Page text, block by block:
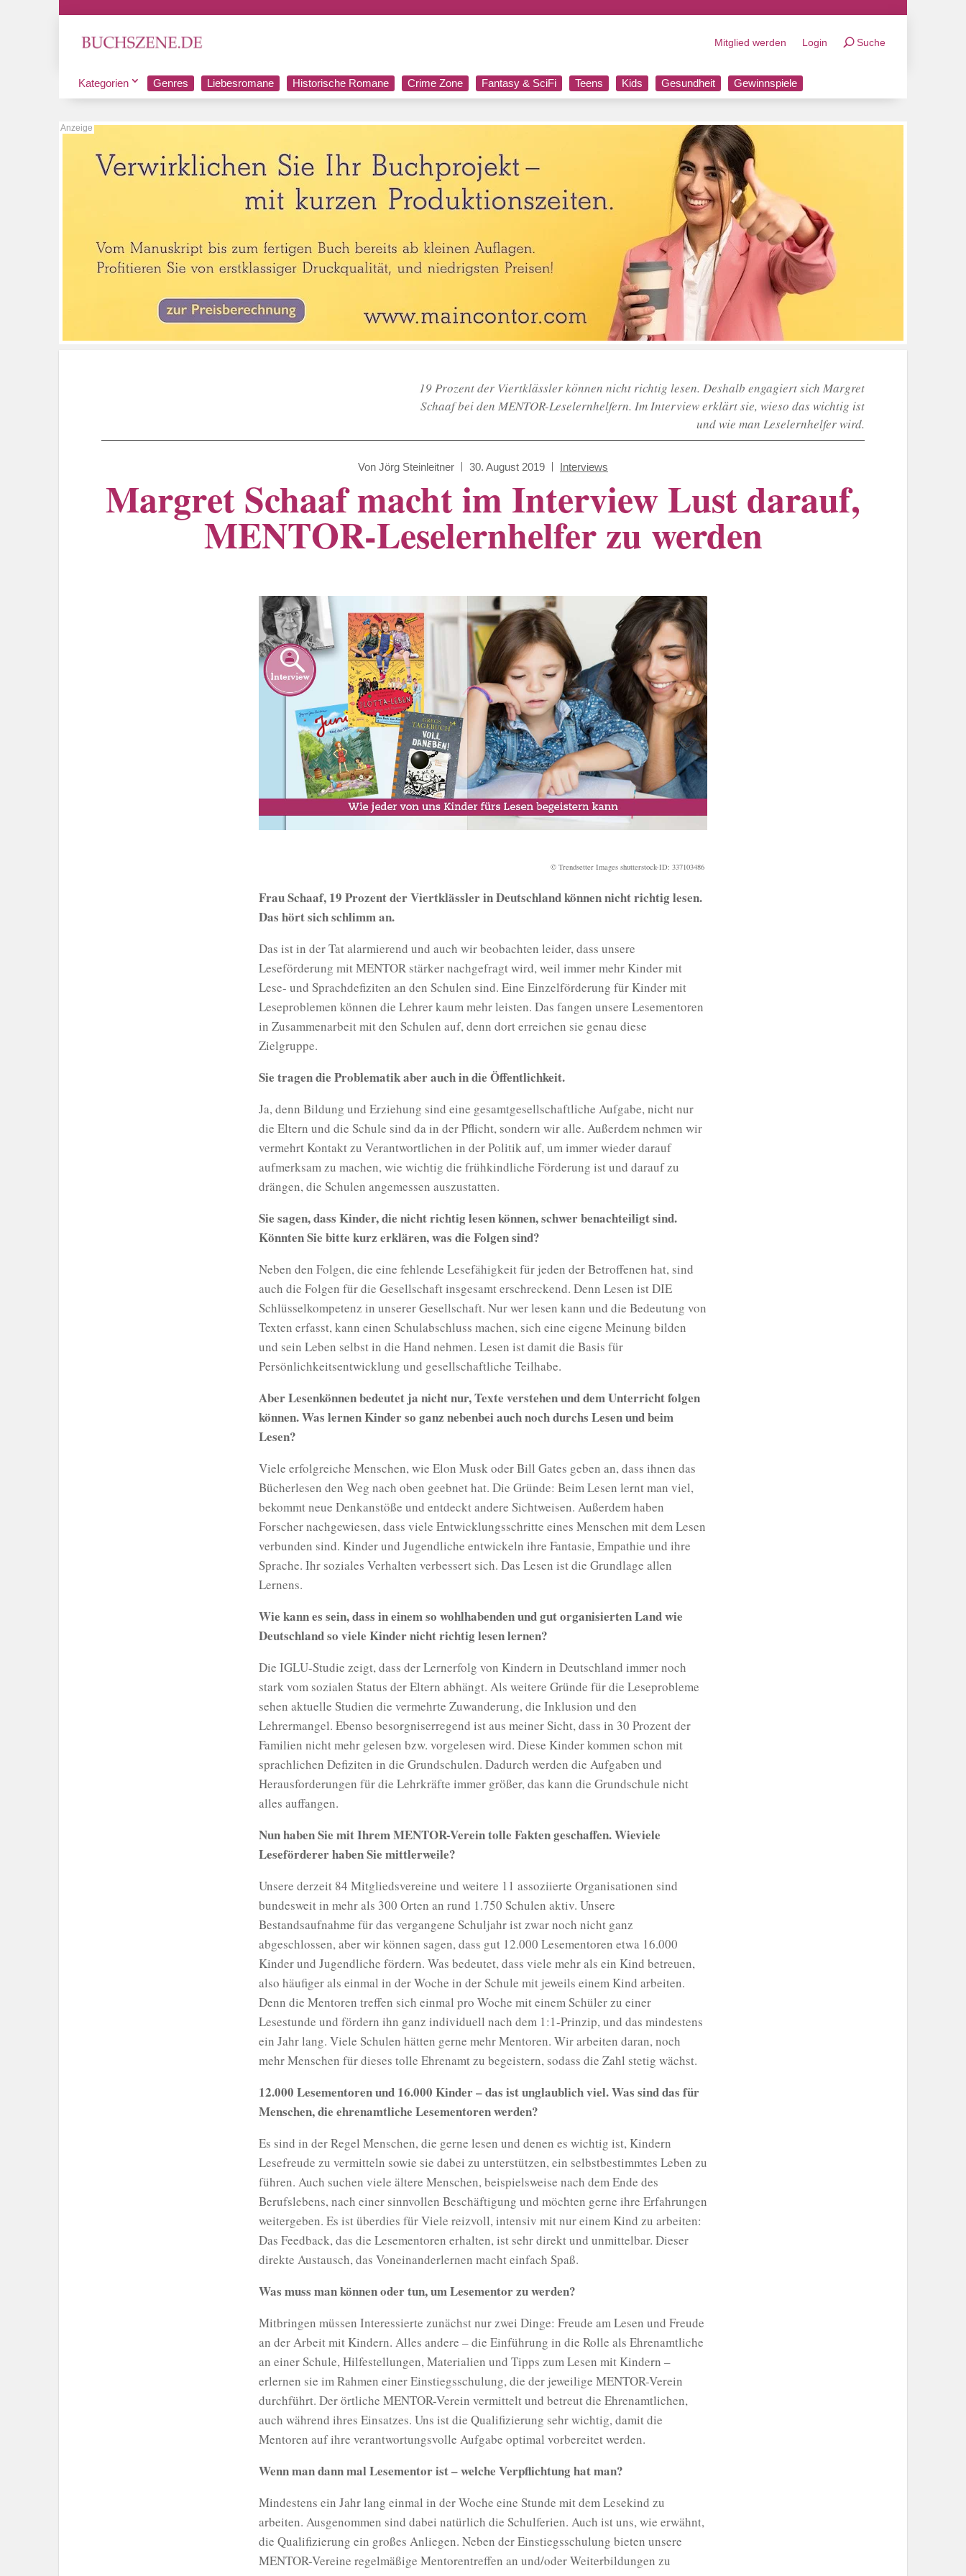
Mitglied werden Login Suche
Kategorien Genres Liebesromane Historische Romane Crime Zone Fantasy & SciFi Teens Kids Gesundheit Gewinnspiele
19 Prozent der Viertklässler können nicht richtig lesen. Deshalb engagiert sich Margret
Schaaf bei den MENTOR-Leselernhelfern. Im Interview erklärt sie, wieso das wichtig ist
und wie man Leselernhelfer wird.
Von Jörg Steinleitner 30. August 2019 Interviews
Margret Schaaf macht im Interview Lust darauf,
MENTOR-Leselernhelfer zu werden
© Trendsetter Images shutterstock-ID: 337103486
Frau Schaaf, 19 Prozent der Viertklässler in Deutschland können nicht richtig lesen.
Das hört sich schlimm an.
Das ist in der Tat alarmierend und auch wir beobachten leider, dass unsere
Leseförderung mit MENTOR stärker nachgefragt wird, weil immer mehr Kinder mit
Lese- und Sprachdefiziten an den Schulen sind. Eine Einzelförderung für Kinder mit
Leseproblemen können die Lehrer kaum mehr leisten. Das fangen unsere Lesementoren
in Zusammenarbeit mit den Schulen auf, denn dort erreichen sie genau diese
Zielgruppe.
Sie tragen die Problematik aber auch in die Öffentlichkeit.
Ja, denn Bildung und Erziehung sind eine gesamtgesellschaftliche Aufgabe, nicht nur
die Eltern und die Schule sind da in der Pflicht, sondern wir alle. Außerdem nehmen wir
vermehrt Kontakt zu Verantwortlichen in der Politik auf, um immer wieder darauf
aufmerksam zu machen, wie wichtig die frühkindliche Förderung ist und darauf zu
drängen, die Schulen angemessen auszustatten.
Sie sagen, dass Kinder, die nicht richtig lesen können, schwer benachteiligt sind.
Könnten Sie bitte kurz erklären, was die Folgen sind?
Neben den Folgen, die eine fehlende Lesefähigkeit für jeden der Betroffenen hat, sind
auch die Folgen für die Gesellschaft insgesamt erschreckend. Denn Lesen ist DIE
Schlüsselkompetenz in unserer Gesellschaft. Nur wer lesen kann und die Bedeutung von
Texten erfasst, kann einen Schulabschluss machen, sich eine eigene Meinung bilden
und sein Leben selbst in die Hand nehmen. Lesen ist damit die Basis für
Persönlichkeitsentwicklung und gesellschaftliche Teilhabe.
Aber Lesenkönnen bedeutet ja nicht nur, Texte verstehen und dem Unterricht folgen
können. Was lernen Kinder so ganz nebenbei auch noch durchs Lesen und beim
Lesen?
Viele erfolgreiche Menschen, wie Elon Musk oder Bill Gates geben an, dass ihnen das
Bücherlesen den Weg nach oben geebnet hat. Die Gründe: Beim Lesen lernt man viel,
bekommt neue Denkanstöße und entdeckt andere Sichtweisen. Außerdem haben
Forscher nachgewiesen, dass viele Entwicklungsschritte eines Menschen mit dem Lesen
verbunden sind. Kinder und Jugendliche entwickeln ihre Fantasie, Empathie und ihre
Sprache. Ihr soziales Verhalten verbessert sich. Das Lesen ist die Grundlage allen
Lernens.
Wie kann es sein, dass in einem so wohlhabenden und gut organisierten Land wie
Deutschland so viele Kinder nicht richtig lesen lernen?
Die IGLU-Studie zeigt, dass der Lernerfolg von Kindern in Deutschland immer noch
stark vom sozialen Status der Eltern abhängt. Als weitere Gründe für die Leseprobleme
sehen aktuelle Studien die vermehrte Zuwanderung, die Inklusion und den
Lehrermangel. Ebenso besorgniserregend ist aus meiner Sicht, dass in 30 Prozent der
Familien nicht mehr gelesen bzw. vorgelesen wird. Diese Kinder kommen schon mit
sprachlichen Defiziten in die Grundschulen. Dadurch werden die Aufgaben und
Herausforderungen für die Lehrkräfte immer größer, das kann die Grundschule nicht
alles auffangen.
Nun haben Sie mit Ihrem MENTOR-Verein tolle Fakten geschaffen. Wieviele
Leseförderer haben Sie mittlerweile?
Unsere derzeit 84 Mitgliedsvereine und weitere 11 assoziierte Organisationen sind
bundesweit in mehr als 300 Orten an rund 1.750 Schulen aktiv. Unsere
Bestandsaufnahme für das vergangene Schuljahr ist zwar noch nicht ganz
abgeschlossen, aber wir können sagen, dass gut 12.000 Lesementoren etwa 16.000
Kinder und Jugendliche fördern. Was bedeutet, dass viele mehr als ein Kind betreuen,
also häufiger als einmal in der Woche in der Schule mit jeweils einem Kind arbeiten.
Denn die Mentoren treffen sich einmal pro Woche mit einem Schüler zu einer
Lesestunde und fördern ihn ganz individuell nach dem 1:1-Prinzip, und das mindestens
ein Jahr lang. Viele Schulen hätten gerne mehr Mentoren. Wir arbeiten daran, noch
mehr Menschen für dieses tolle Ehrenamt zu begeistern, sodass die Zahl stetig wächst.
12.000 Lesementoren und 16.000 Kinder – das ist unglaublich viel. Was sind das für
Menschen, die ehrenamtliche Lesementoren werden?
Es sind in der Regel Menschen, die gerne lesen und denen es wichtig ist, Kindern
Lesefreude zu vermitteln sowie sie dabei zu unterstützen, ein selbstbestimmtes Leben zu
führen. Auch suchen viele ältere Menschen, beispielsweise nach dem Ende des
Berufslebens, nach einer sinnvollen Beschäftigung und möchten gerne ihre Erfahrungen
weitergeben. Es ist überdies für Viele reizvoll, intensiv mit nur einem Kind zu arbeiten:
Das Feedback, das die Lesementoren erhalten, ist sehr direkt und unmittelbar. Dieser
direkte Austausch, das Voneinanderlernen macht einfach Spaß.
Was muss man können oder tun, um Lesementor zu werden?
Mitbringen müssen Interessierte zunächst nur zwei Dinge: Freude am Lesen und Freude
an der Arbeit mit Kindern. Alles andere – die Einführung in die Rolle als Ehrenamtliche
an einer Schule, Hilfestellungen, Materialien und Tipps zum Lesen mit Kindern –
erlernen sie im Rahmen einer Einstiegsschulung, die der jeweilige MENTOR-Verein
durchführt. Der örtliche MENTOR-Verein vermittelt und betreut die Ehrenamtlichen,
auch während ihres Einsatzes. Uns ist die Qualifizierung sehr wichtig, damit die
Mentoren auf ihre verantwortungsvolle Aufgabe optimal vorbereitet werden.
Wenn man dann mal Lesementor ist – welche Verpflichtung hat man?
Mindestens ein Jahr lang einmal in der Woche eine Stunde mit dem Lesekind zu
arbeiten. Ausgenommen sind dabei natürlich die Schulferien. Auch ist uns, wie erwähnt,
die Qualifizierung ein großes Anliegen. Neben der Einstiegsschulung bieten unsere
MENTOR-Vereine regelmäßige Mentorentreffen an und/oder Weiterbildungen zu